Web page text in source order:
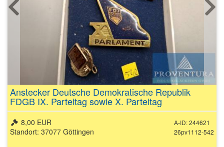
Anstecker Deutsche Demokratische Republik
FDGB IX. Parteitag sowie X. Parteitag
A-ID: 244621
26pv1112-542
8,00 EUR
Standort: 37077 Göttingen